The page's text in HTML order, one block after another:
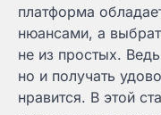
платформа
нюансами, а
не из простых.
но и получать
нравится. В этой